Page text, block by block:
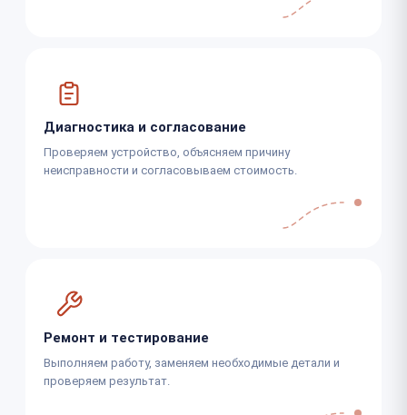
Диагностика и согласование
Проверяем устройство, объясняем причину
неисправности и согласовываем стоимость.
Ремонт и тестирование
Выполняем работу, заменяем необходимые детали и
проверяем результат.